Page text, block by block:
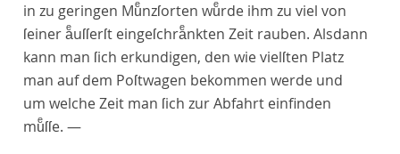
in zu geringen Muͤnzſorten wuͤrde ihm zu viel von
ſeiner aͤuſſerſt eingeſchraͤnkten Zeit rauben. Alsdann
kann man ſich erkundigen, den wie vielſten Platz
man auf dem Poſtwagen bekommen werde und
um welche Zeit man ſich zur Abfahrt einfinden
muͤſſe. —